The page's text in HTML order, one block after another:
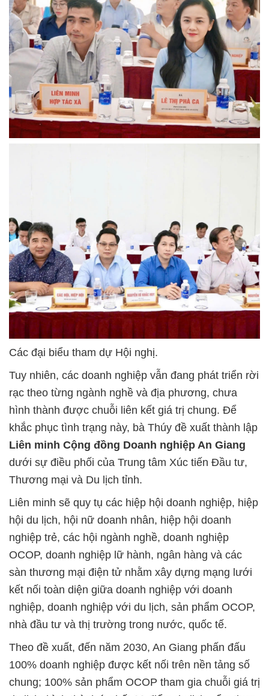
Các đại biểu tham dự Hội nghị.
Tuy nhiên, các doanh nghiệp vẫn đang phát triển rời
rạc theo từng ngành nghề và địa phương, chưa
hình thành được chuỗi liên kết giá trị chung. Để
khắc phục tình trạng này, bà Thúy đề xuất thành lập
Liên minh Cộng đồng Doanh nghiệp An Giang
dưới sự điều phối của Trung tâm Xúc tiến Đầu tư,
Thương mại và Du lịch tỉnh.
Liên minh sẽ quy tụ các hiệp hội doanh nghiệp, hiệp
hội du lịch, hội nữ doanh nhân, hiệp hội doanh
nghiệp trẻ, các hội ngành nghề, doanh nghiệp
OCOP, doanh nghiệp lữ hành, ngân hàng và các
sàn thương mại điện tử nhằm xây dựng mạng lưới
kết nối toàn diện giữa doanh nghiệp với doanh
nghiệp, doanh nghiệp với du lịch, sản phẩm OCOP,
nhà đầu tư và thị trường trong nước, quốc tế.
Theo đề xuất, đến năm 2030, An Giang phấn đấu
100% doanh nghiệp được kết nối trên nền tảng số
chung; 100% sản phẩm OCOP tham gia chuỗi giá trị